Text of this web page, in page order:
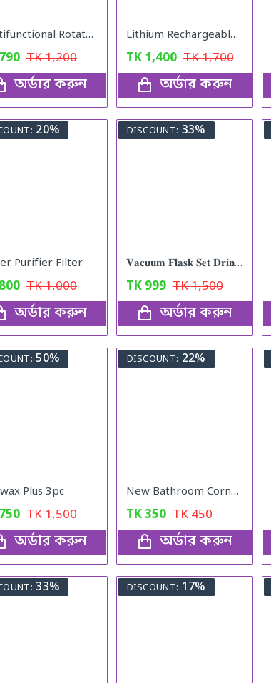
Multifunctional Rotate Vegetable Slicer with Basket
790 TK1,200
অর্ডার করুন
Lithium Rechargeable Mini Table Fan with LED Light JY
TK 1,400 TK1,700
অর্ডার করুন
20%
Purifier Filter
800 TK1,000
অর্ডার করুন
DISCOUNT: 33%
𝐕𝐚𝐜𝐮𝐮𝐦 𝐅𝐥𝐚𝐬𝐤 𝐒𝐞𝐭 𝐃𝐫𝐢𝐧𝐤𝐢𝐧𝐠 𝐖𝐚𝐭𝐞𝐫 𝐁𝐨𝐭𝐭𝐥𝐞
TK 999 TK1,500
অর্ডার করুন
50%
Plus 3pc
750 TK1,500
অর্ডার করুন
DISCOUNT: 22%
New Bathroom Corner Shelf Suction Rack Organizer Cup Storage Shower Wall Basket
TK350 TK450
অর্ডার করুন
33% DISCOUNT: 17%